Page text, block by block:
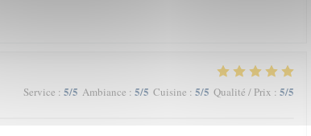
Service : 5/5 Ambiance : 5/5 Cuisine : 5/5 Qualité / Prix : 5/5